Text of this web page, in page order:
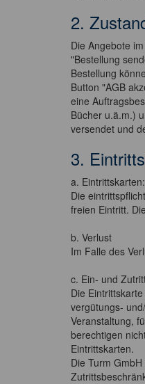
2.
Die Angebote
"Bestellung
Bestellung
Button "AGB
eine
Bücher u.ä.m.)
versendet und
3.
a. Eintrittskarten:
Die
freien Eintritt.
b. Verlust
Im Falle des
c. Ein- und
Die
vergütungs-
Veranstaltung,
berechtigen
Eintrittskarten.
Die Turm